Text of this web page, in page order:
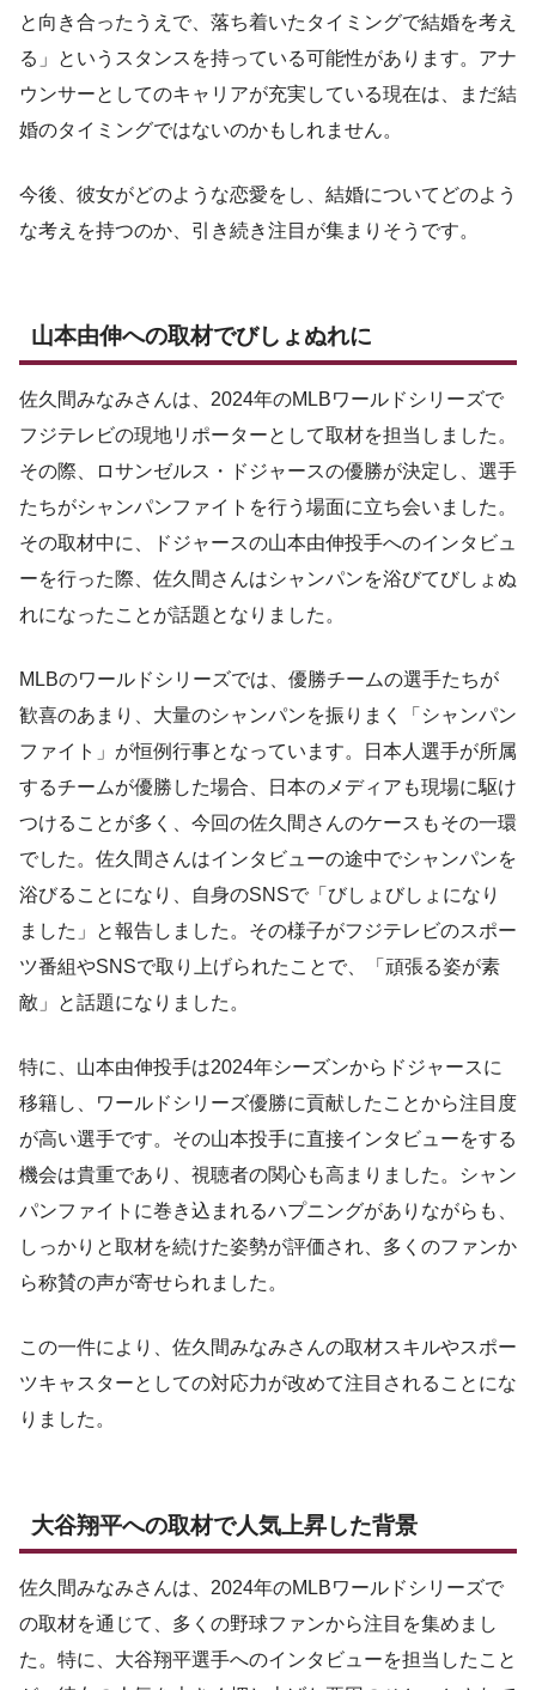
と向き合ったうえで、落ち着いたタイミングで結婚を考え
る」というスタンスを持っている可能性があります。アナ
ウンサーとしてのキャリアが充実している現在は、まだ結
婚のタイミングではないのかもしれません。
今後、彼女がどのような恋愛をし、結婚についてどのよう
な考えを持つのか、引き続き注目が集まりそうです。
山本由伸への取材でびしょぬれに
佐久間みなみさんは、2024年のMLBワールドシリーズで
フジテレビの現地リポーターとして取材を担当しました。
その際、ロサンゼルス・ドジャースの優勝が決定し、選手
たちがシャンパンファイトを行う場面に立ち会いました。
その取材中に、ドジャースの山本由伸投手へのインタビュ
ーを行った際、佐久間さんはシャンパンを浴びてびしょぬ
れになったことが話題となりました。
MLBのワールドシリーズでは、優勝チームの選手たちが
歓喜のあまり、大量のシャンパンを振りまく「シャンパン
ファイト」が恒例行事となっています。日本人選手が所属
するチームが優勝した場合、日本のメディアも現場に駆け
つけることが多く、今回の佐久間さんのケースもその一環
でした。佐久間さんはインタビューの途中でシャンパンを
浴びることになり、自身のSNSで「びしょびしょになり
ました」と報告しました。その様子がフジテレビのスポー
ツ番組やSNSで取り上げられたことで、「頑張る姿が素
敵」と話題になりました。
特に、山本由伸投手は2024年シーズンからドジャースに
移籍し、ワールドシリーズ優勝に貢献したことから注目度
が高い選手です。その山本投手に直接インタビューをする
機会は貴重であり、視聴者の関心も高まりました。シャン
パンファイトに巻き込まれるハプニングがありながらも、
しっかりと取材を続けた姿勢が評価され、多くのファンか
ら称賛の声が寄せられました。
この一件により、佐久間みなみさんの取材スキルやスポー
ツキャスターとしての対応力が改めて注目されることにな
りました。
大谷翔平への取材で人気上昇した背景
佐久間みなみさんは、2024年のMLBワールドシリーズで
の取材を通じて、多くの野球ファンから注目を集めまし
た。特に、大谷翔平選手へのインタビューを担当したこと